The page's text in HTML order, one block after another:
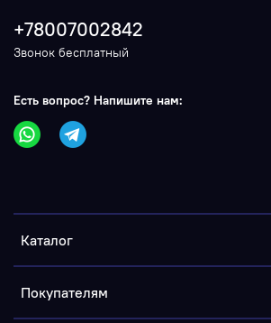
Каталог
Покупателям
+78007002842
Звонок бесплатный
Есть вопрос? Напишите нам: